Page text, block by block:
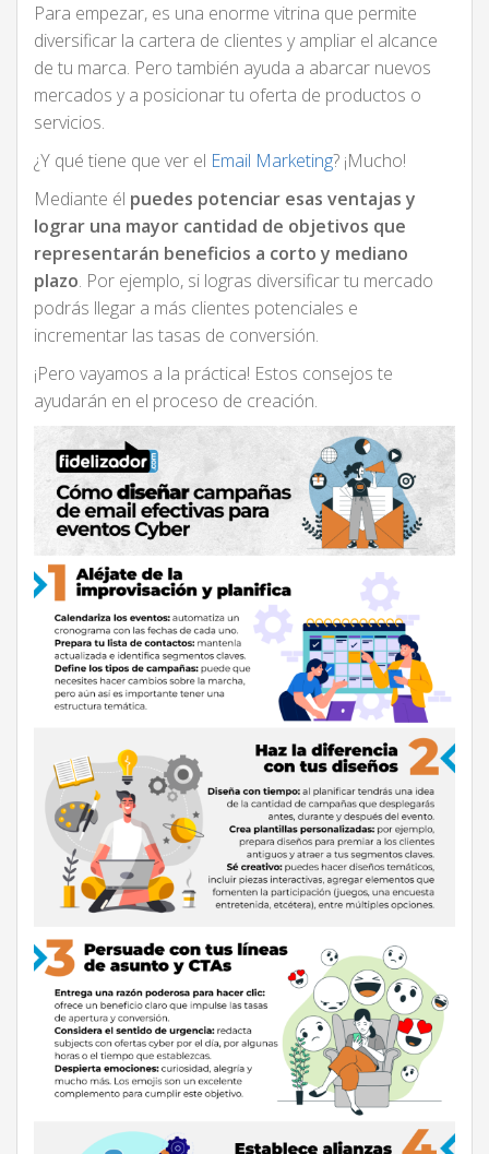
Para empezar, es una enorme vitrina que permite
diversificar la cartera de clientes y ampliar el alcance
de tu marca. Pero también ayuda a abarcar nuevos
mercados y a posicionar tu oferta de productos o
servicios.
¿Y qué tiene que ver el Email Marketing? ¡Mucho!
Mediante él puedes potenciar esas ventajas y
lograr una mayor cantidad de objetivos que
representarán beneficios a corto y mediano
plazo. Por ejemplo, si logras diversificar tu mercado
podrás llegar a más clientes potenciales e
incrementar las tasas de conversión.
¡Pero vayamos a la práctica! Estos consejos te
ayudarán en el proceso de creación.